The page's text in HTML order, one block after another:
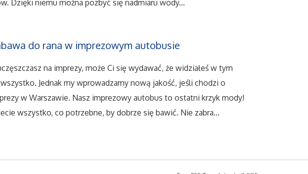
Dzięki niemu można pozbyć się nadmiaru wody...
do rana w imprezowym autobusie
na imprezy, może Ci się wydawać, że widziałeś w tym
Jednak my wprowadzamy nową jakość, jeśli chodzi o
w Warszawie. Nasz imprezowy autobus to ostatni krzyk mody!
wszystko, co potrzebne, by dobrze się bawić. Nie zabra...